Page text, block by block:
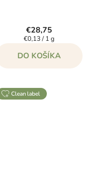
€28,75
Jednotková
€0,13 / 1 g
DO KOŠÍKA
clean label